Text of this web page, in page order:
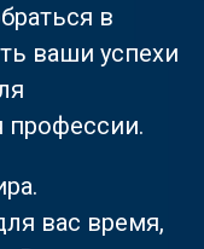
в
ваши успехи
профессии.
вас время,